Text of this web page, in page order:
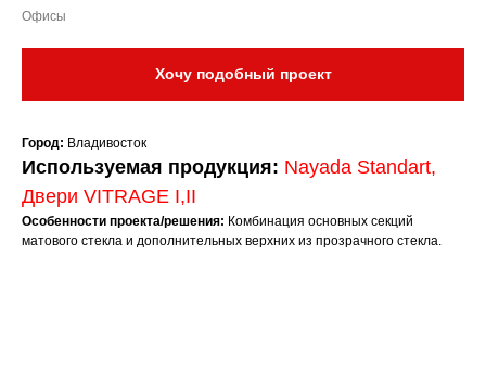
Офисы
Хочу подобный проект
Город: Владивосток
Используемая продукция: Nayada Standart,
Двери VITRAGE I,II
Особенности проекта/решения: Комбинация основных секций
матового стекла и дополнительных верхних из прозрачного стекла.